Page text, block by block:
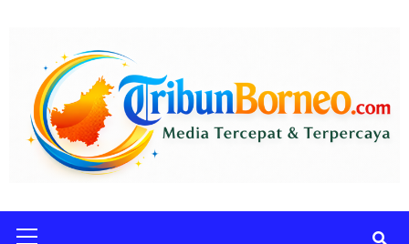
content
Menu